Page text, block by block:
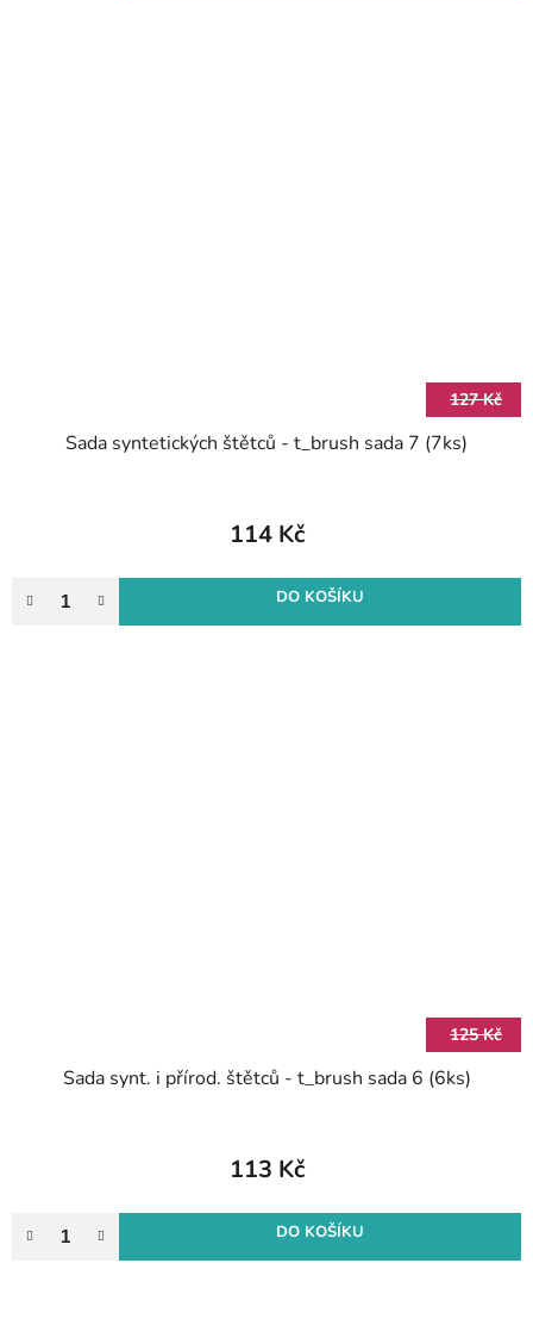
127 Kč
Sada syntetických štětců - t_brush sada 7 (7ks)
114 Kč
DO KOŠÍKU
125 Kč
Sada synt. i přírod. štětců - t_brush sada 6 (6ks)
113 Kč
DO KOŠÍKU